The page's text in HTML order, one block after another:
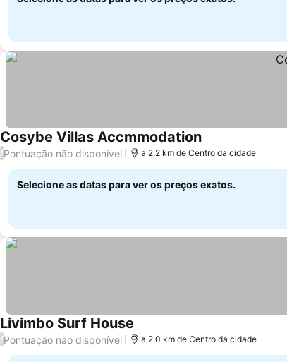
Cosybe Villas Accmmodation
/Pontuação não disponível a 2.2 km de Centro da cidade
Selecione as datas para ver os preços exatos.
Livimbo Surf House
/Pontuação não disponível a 2.0 km de Centro da cidade